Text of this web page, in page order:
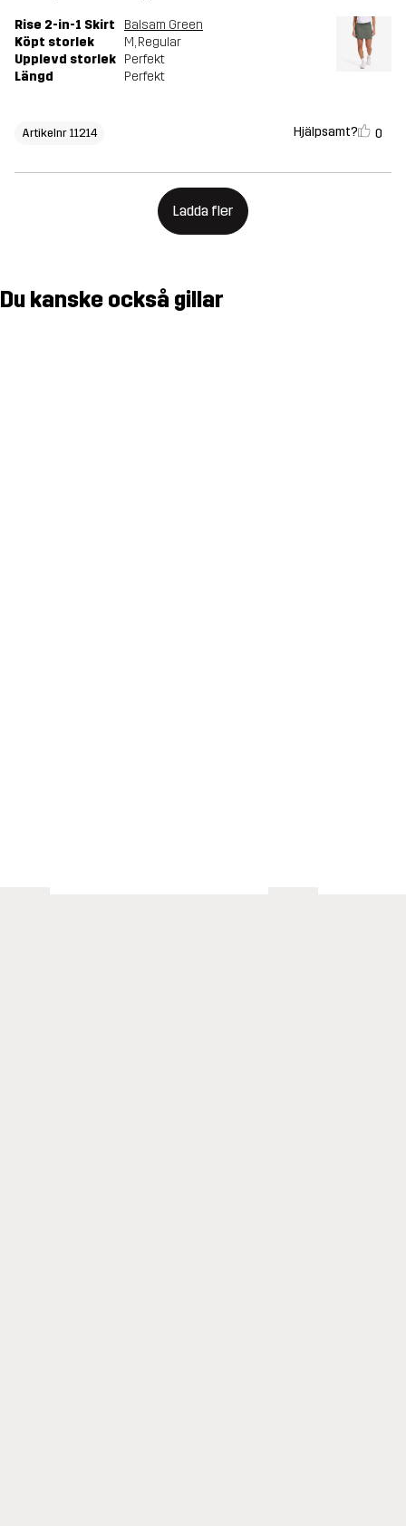
Rise 2-in-1 Skirt
Balsam Green
Köpt storlek
M, Regular
Upplevd storlek Perfekt
Längd
Perfekt
Artikelnr 11214 Hjälpsamt? 0
Ladda fler
Du kanske också gillar